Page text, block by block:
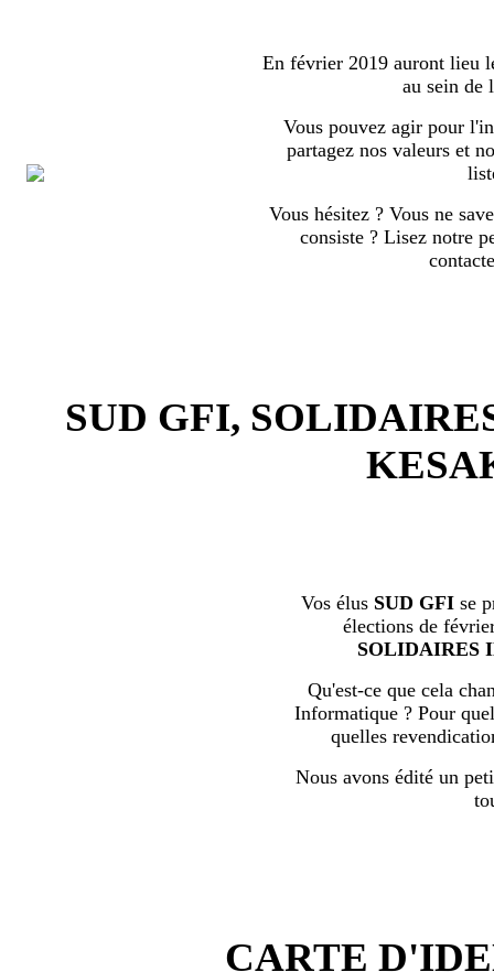
En février 2019 auront lieu
au sein de
Vous pouvez agir pour
partagez nos valeurs et
Vous hésitez ? Vous ne
consiste ? Lisez notre
SUD GFI,
Vos élus SUD GFI se
élections de
SOLIDAIRES
Qu'est-ce que cela
Informatique ? Pour
quelles
Nous avons édité un
CARTE